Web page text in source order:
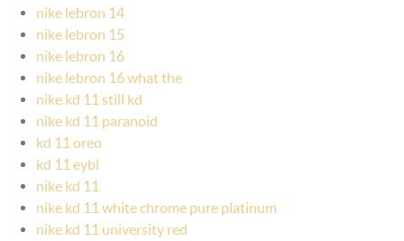
nike lebron 14
nike lebron 15
nike lebron 16
nike lebron 16 what the
nike kd 11 still kd
nike kd 11 paranoid
kd 11 oreo
kd 11 eybl
nike kd 11
nike kd 11 white chrome pure platinum
nike kd 11 university red